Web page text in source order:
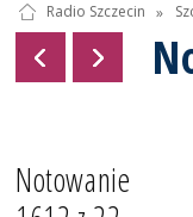
Radio Szczecin »
Notowanie